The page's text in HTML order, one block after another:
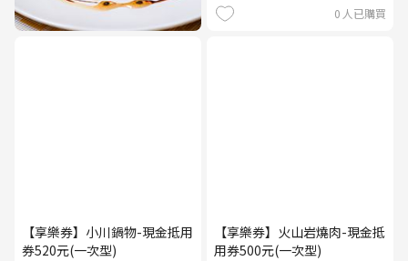
0 人已購買
【享樂券】小川鍋物-現金抵用
券520元(一次型)
【享樂券】火山岩燒肉-現金抵
用券500元(一次型)